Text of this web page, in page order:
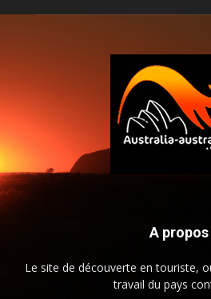
A propos
Le site de découverte en touriste,
travail du pays